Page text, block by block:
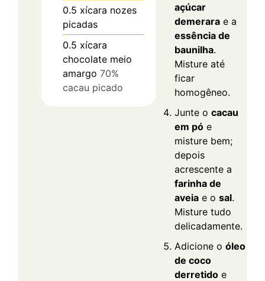
0.5 xícara nozes
picadas
0.5 xícara
chocolate meio
amargo 70%
cacau picado
açúcar
demerara e a
essência de
baunilha.
Misture até
ficar
homogêneo.
Junte o cacau
em pó e
misture bem;
depois
acrescente a
farinha de
aveia e o sal.
Misture tudo
delicadamente.
Adicione o óleo
de coco
derretido e